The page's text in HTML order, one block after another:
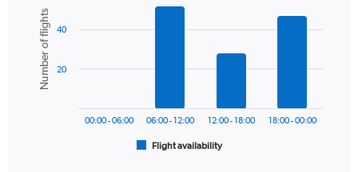
axis
displaying
values.
Range:
chart
with
bars.
The
Chart
graphic.
Number of flights
Flight availability
00:00 - 06:00 06:00 - 12:00 12:00 - 18:00 18:00 - 00:00
20
40